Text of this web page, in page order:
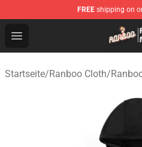
FREE shipping on
Open menu
Ranboo Store - Official
Startseite/Ranboo Cloth/